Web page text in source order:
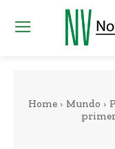
Home Mundo
primer